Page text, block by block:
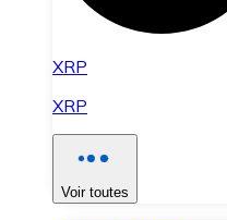
XRP
XRP
Voir toutes